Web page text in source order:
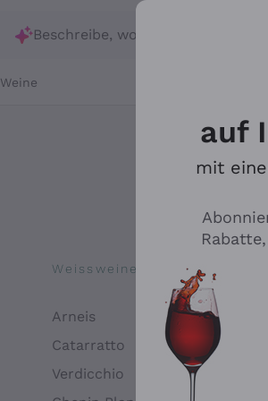
Beschreibe, wonach du suchst
Weine
Weissweine
Arneis
Catarratto
Verdicchio
auf
mit